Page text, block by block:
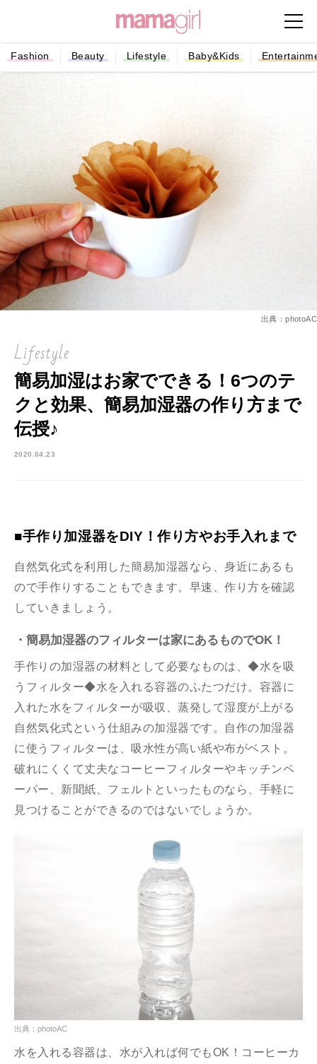
Fashion Beauty Lifestyle Baby&Kids
出典：photoAC
Lifestyle
簡易加湿はお家でできる！6つのテ
クと効果、簡易加湿器の作り方まで
伝授♪
2020.04.23
■手作り加湿器をDIY！作り方やお手入れまで
自然気化式を利用した簡易加湿器なら、身近にあるも
ので手作りすることもできます。早速、作り方を確認
していきましょう。
・簡易加湿器のフィルターは家にあるものでOK！
手作りの加湿器の材料として必要なものは、◆水を吸
うフィルター◆水を入れる容器のふたつだけ。容器に
入れた水をフィルターが吸収、蒸発して湿度が上がる
自然気化式という仕組みの加湿器です。自作の加湿器
に使うフィルターは、吸水性が高い紙や布がベスト。
破れにくくて丈夫なコーヒーフィルターやキッチンペ
ーパー、新聞紙、フェルトといったものなら、手軽に
見つけることができるのではないでしょうか。
出典：photoAC
水を入れる容器は、水が入れば何でもOK！コーヒーカ